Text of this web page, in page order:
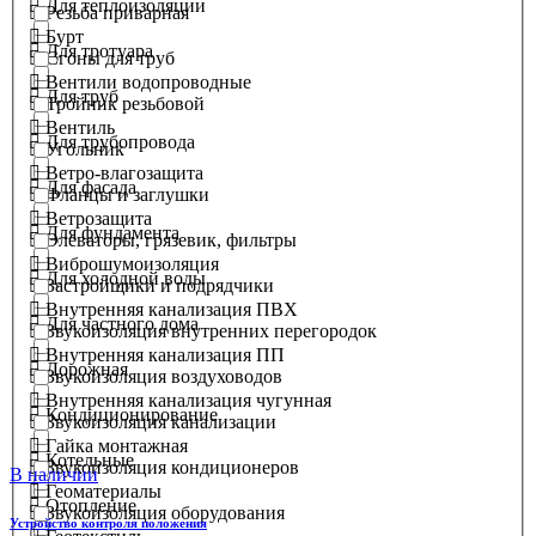
Резьба приварная
Сгоны для труб
Тройник резьбовой
Угольник
Фланцы и заглушки
Элеваторы, грязевик, фильтры
Застройщики и подрядчики
Звукоизоляция внутренних перегородок
Звукоизоляция воздуховодов
Звукоизоляция канализации
Звукоизоляция кондиционеров
Звукоизоляция оборудования
Для теплоизоляции
Для тротуара
Для труб
Для трубопровода
Для фасада
Для фундамента
Для холодной воды
Для частного дома
Дорожная
Кондиционирование
Котельные
Отопление
Бурт
Вентили водопроводные
Вентиль
Ветро-влагозащита
Ветрозащита
Виброшумоизоляция
Внутренняя канализация ПВХ
Внутренняя канализация ПП
Внутренняя канализация чугунная
Гайка монтажная
Геоматериалы
В наличии
Устройство контроля положения